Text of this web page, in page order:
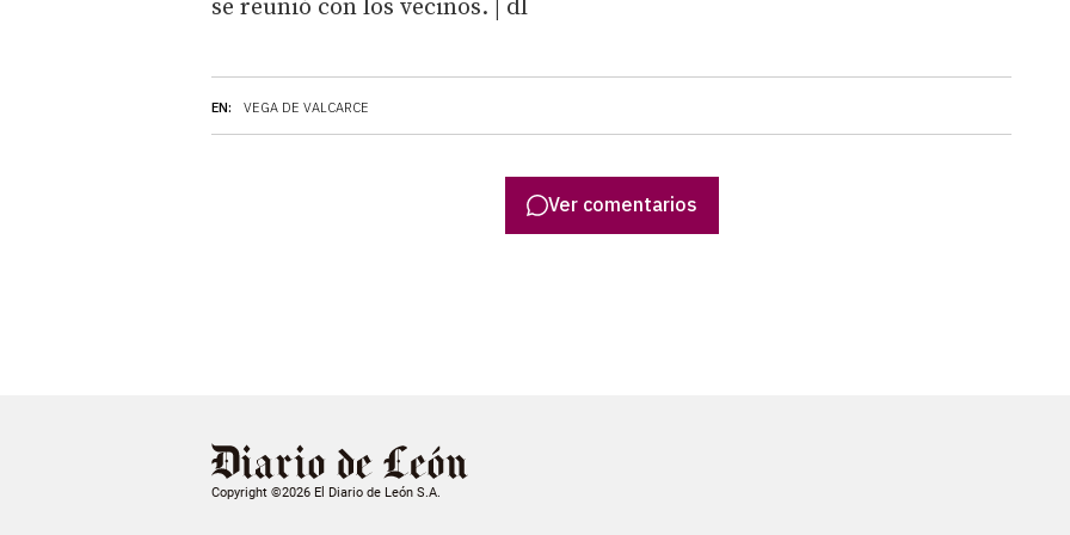
EN: VEGA DE VALCARCE
se reunió con los vecinos. | dl
Ver comentarios
Copyright ©2026 El Diario de León S.A.